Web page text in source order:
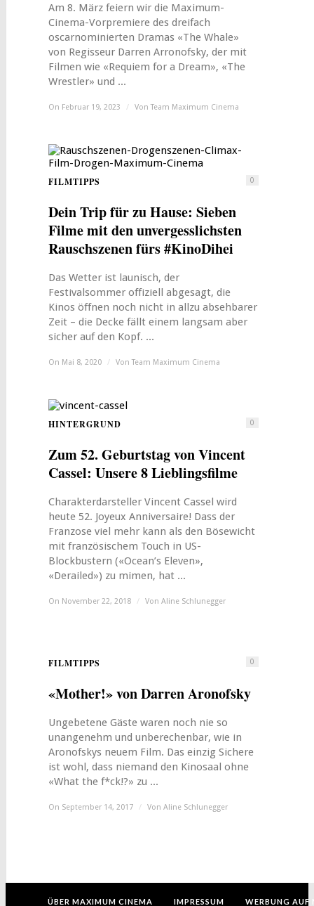
Am 8. März feiern wir die Maximum-
Cinema-Vorpremiere des dreifach
oscarnominierten Dramas «The Whale»
von Regisseur Darren Arronofsky, der mit
Filmen wie «Requiem for a Dream», «The
Wrestler» und ...
On Februar 19, 2023 / VonTeam Maximum Cinema
FILMTIPPS 0
Dein Trip für zu Hause: Sieben
Filme mit den unvergesslichsten
Rauschszenen fürs #KinoDihei
Das Wetter ist launisch, der
Festivalsommer offiziell abgesagt, die
Kinos öffnen noch nicht in allzu absehbarer
Zeit – die Decke fällt einem langsam aber
sicher auf den Kopf. ...
On Mai 8, 2020 / VonTeam Maximum Cinema
HINTERGRUND 0
Zum 52. Geburtstag von Vincent
Cassel: Unsere 8 Lieblingsfilme
Charakterdarsteller Vincent Cassel wird
heute 52. Joyeux Anniversaire! Dass der
Franzose viel mehr kann als den Bösewicht
mit französischem Touch in US-
Blockbustern («Ocean’s Eleven»,
«Derailed») zu mimen, hat ...
On November 22, 2018 / Von Aline Schlunegger
FILMTIPPS 0
«Mother!» von Darren Aronofsky
Ungebetene Gäste waren noch nie so
unangenehm und unberechenbar, wie in
Aronofskys neuem Film. Das einzig Sichere
ist wohl, dass niemand den Kinosaal ohne
«What the f*ck!?» zu ...
On September 14, 2017 / Von Aline Schlunegger
ÜBER MAXIMUM CINEMA IMPRESSUM WERBUNG AUF